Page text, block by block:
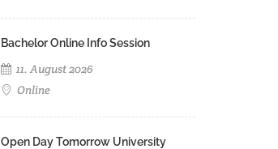
Bachelor Online Info Session
11. August 2026
Online
Open Day Tomorrow University